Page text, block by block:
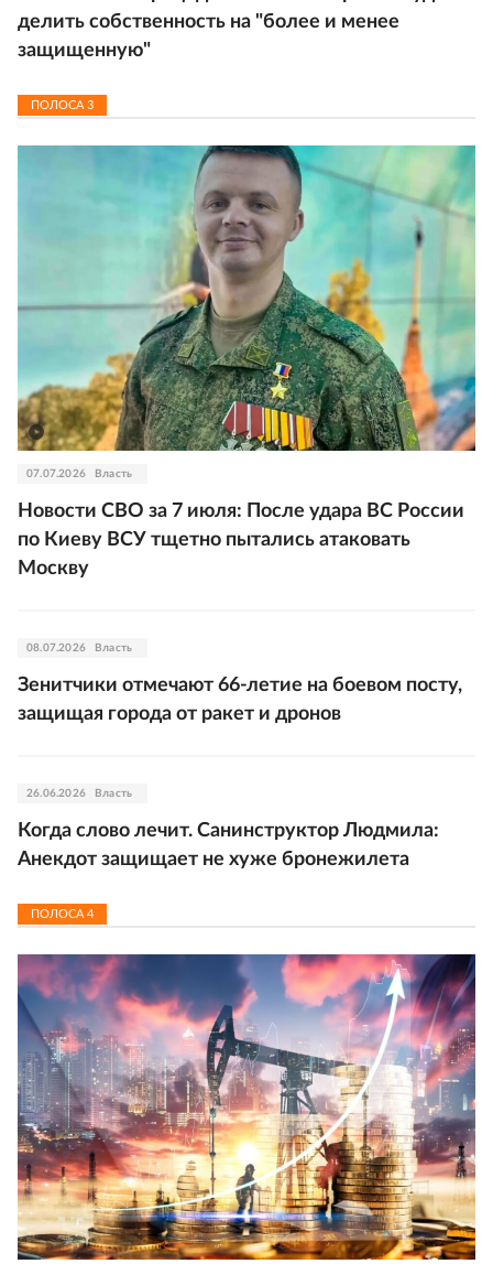
делить собственность на "более и менее
защищенную"
ПОЛОСА 3
07.07.2026 Власть
Новости СВО за 7 июля: После удара ВС России
по Киеву ВСУ тщетно пытались атаковать
Москву
08.07.2026 Власть
Зенитчики отмечают 66-летие на боевом посту,
защищая города от ракет и дронов
26.06.2026 Власть
Когда слово лечит. Санинструктор Людмила:
Анекдот защищает не хуже бронежилета
ПОЛОСА 4